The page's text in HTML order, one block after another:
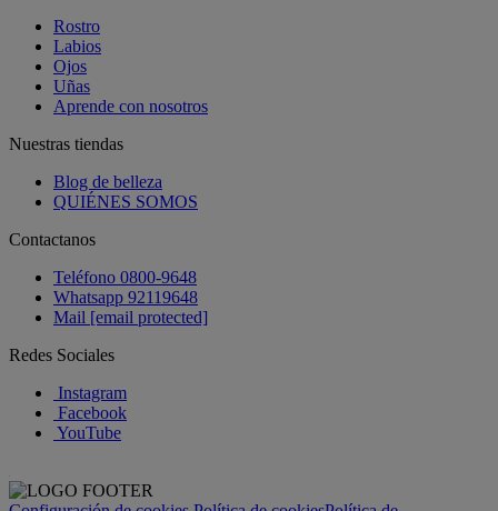
Rostro
Labios
Ojos
Uñas
Aprende con nosotros
Nuestras tiendas
Blog de belleza
QUIÉNES SOMOS
Contactanos
Teléfono 0800-9648
Whatsapp 92119648
Mail [email protected]
Redes Sociales
Instagram
Facebook
YouTube